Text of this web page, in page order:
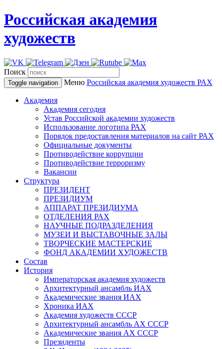
Российская академия
художеств
Поиск
Toggle navigation Меню Российская академия художеств РАХ
Академия
Академия сегодня
Устав Российской академии художеств
Использование логотипа РАХ
Порядок предоставления материалов на сайт РАХ
Официальные документы
Противодействие коррупции
Противодействие терроризму
Вакансии
Структура
ПРЕЗИДЕНТ
ПРЕЗИДИУМ
АППАРАТ ПРЕЗИДИУМА
ОТДЕЛЕНИЯ РАХ
НАУЧНЫЕ ПОДРАЗДЕЛЕНИЯ
МУЗЕИ И ВЫСТАВОЧНЫЕ ЗАЛЫ
ТВОРЧЕСКИЕ МАСТЕРСКИЕ
ФОНД АКАДЕМИИ ХУДОЖЕСТВ
Состав
История
Императорская академия художеств
Архитектурный ансамбль ИАХ
Академические звания ИАХ
Хроника ИАХ
Академия художеств СССР
Архитектурный ансамбль АХ СССР
Академические звания АХ СССР
Президенты